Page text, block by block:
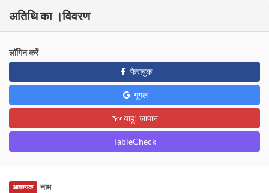
अतिथि का ।विवरण
लॉगिन करें
फेसबुक
गूगल
याहू! जापान
TableCheck
नाम
आवश्यक